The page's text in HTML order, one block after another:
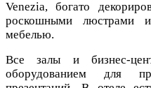
Venezia, богато
роскошными люстрами и
мебелью.
Все залы и бизнес-
оборудованием для